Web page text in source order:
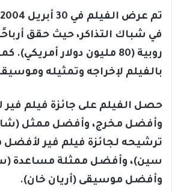
روبية (80 مليون دولار
بالفيلم لإخراجه وتمثيله
حصل الفيلم على جائزة فيلم فير
وأفضل مخرج، وأفضل ممثل
ترشيحه لجائزة فيلم فير
سين)، وأفضل ممثلة مساعدة
وأفضل موسيقى (أريان خان).